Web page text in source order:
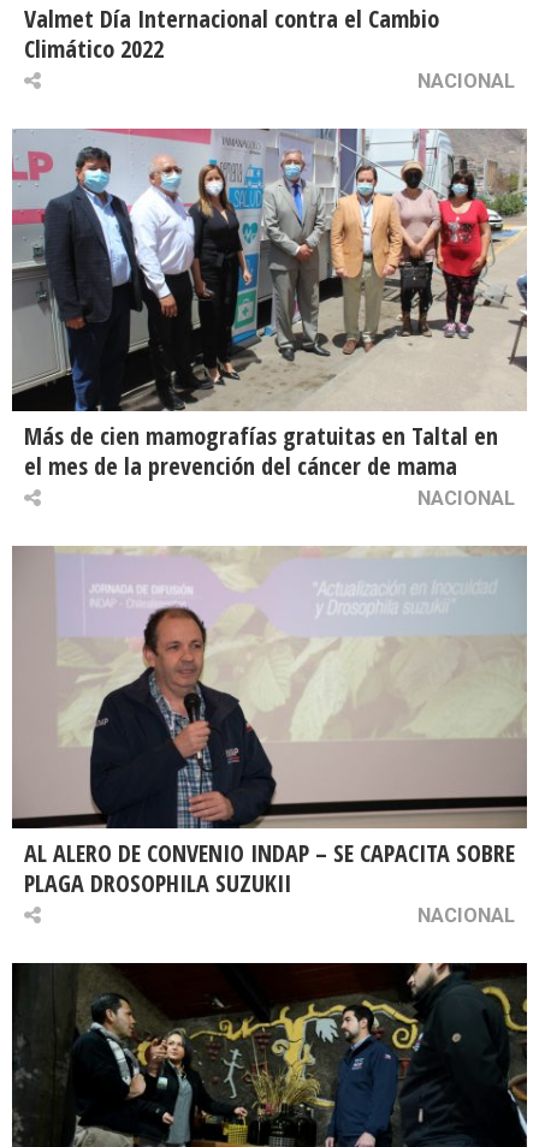
Valmet Día Internacional contra el Cambio
Climático 2022
NACIONAL
Más de cien mamografías gratuitas en Taltal en
el mes de la prevención del cáncer de mama
NACIONAL
AL ALERO DE CONVENIO INDAP – SE CAPACITA SOBRE
PLAGA DROSOPHILA SUZUKII
NACIONAL